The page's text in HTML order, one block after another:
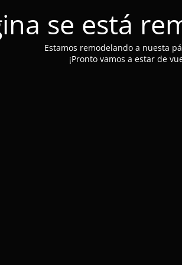
se está
Estamos remodelando a nuesta
¡Pronto vamos a estar de